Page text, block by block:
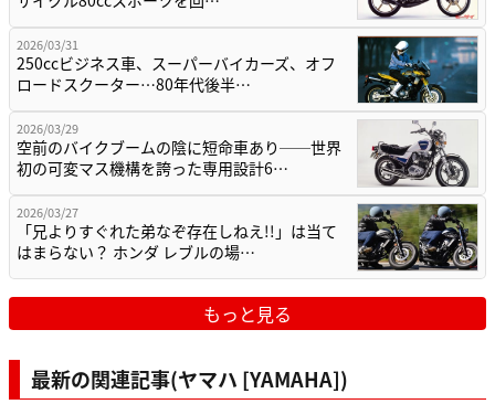
2026/03/31
250ccビジネス車、スーパーバイカーズ、オフ
ロードスクーター…80年代後半…
2026/03/29
空前のバイクブームの陰に短命車あり──世界
初の可変マス機構を誇った専用設計6…
2026/03/27
「兄よりすぐれた弟なぞ存在しねえ!!」は当て
はまらない？ ホンダ レブルの場…
もっと見る
最新の関連記事(ヤマハ [YAMAHA])